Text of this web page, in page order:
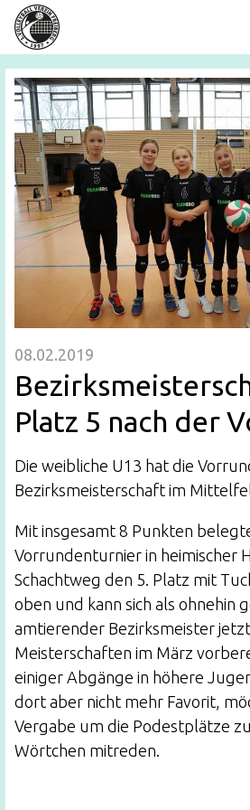
08.02.2019
Platz 5 nach der
Die weibliche U13 hat die
Bezirksmeisterschaft im
Mit insgesamt 8 Punkten
Vorrundenturnier in heimischer
Schachtweg den 5. Platz mit
oben und kann sich als ohnehin
amtierender Bezirksmeister
Meisterschaften im März
einiger Abgänge in höhere
dort aber nicht mehr Favorit,
Vergabe um die Podestplätze
Wörtchen mitreden.